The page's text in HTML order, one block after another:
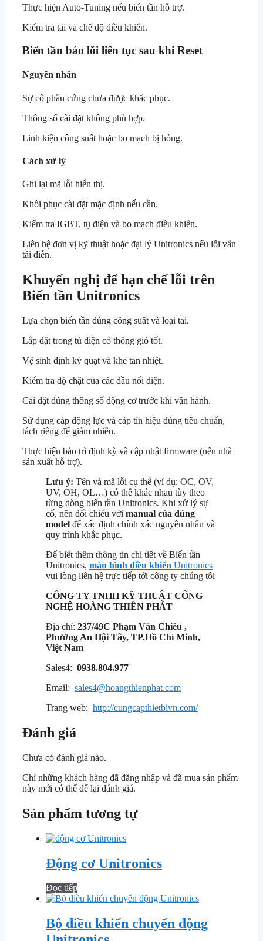
Thực hiện Auto-Tuning nếu biến tần hỗ trợ.
Kiểm tra tải và chế độ điều khiển.
Biến tần báo lỗi liên tục sau khi Reset
Nguyên nhân
Sự cố phần cứng chưa được khắc phục.
Thông số cài đặt không phù hợp.
Linh kiện công suất hoặc bo mạch bị hỏng.
Cách xử lý
Ghi lại mã lỗi hiển thị.
Khôi phục cài đặt mặc định nếu cần.
Kiểm tra IGBT, tụ điện và bo mạch điều khiển.
Liên hệ đơn vị kỹ thuật hoặc đại lý Unitronics nếu lỗi vẫn
tái diễn.
Khuyến nghị để hạn chế lỗi trên
Biến tần Unitronics
Lựa chọn biến tần đúng công suất và loại tải.
Lắp đặt trong tủ điện có thông gió tốt.
Vệ sinh định kỳ quạt và khe tản nhiệt.
Kiểm tra độ chặt của các đầu nối điện.
Cài đặt đúng thông số động cơ trước khi vận hành.
Sử dụng cáp động lực và cáp tín hiệu đúng tiêu chuẩn,
tách riêng để giảm nhiễu.
Thực hiện bảo trì định kỳ và cập nhật firmware (nếu nhà
sản xuất hỗ trợ).
Lưu ý: Tên và mã lỗi cụ thể (ví dụ: OC, OV,
UV, OH, OL…) có thể khác nhau tùy theo
từng dòng biến tần Unitronics. Khi xử lý sự
cố, nên đối chiếu với manual của đúng
model để xác định chính xác nguyên nhân và
quy trình khắc phục.
Để biết thêm thông tin chi tiết về Biến tần
Unitronics, màn hình điều khiển Unitronics
vui lòng liên hệ trực tiếp tới công ty chúng tôi
CÔNG TY TNHH KỸ THUẬT CÔNG
NGHỆ HOÀNG THIÊN PHÁT
Địa chỉ: 237/49C Phạm Văn Chiêu ,
Phường An Hội Tây, TP.Hồ Chí Minh,
Việt Nam
Sales4: 0938.804.977
Email: sales4@hoangthienphat.com
Trang web: http://cungcapthietbivn.com/
Đánh giá
Chưa có đánh giá nào.
Chỉ những khách hàng đã đăng nhập và đã mua sản phẩm
này mới có thể để lại đánh giá.
Sản phẩm tương tự
Động cơ Unitronics
Đọc tiếp
Bộ điều khiển chuyển động